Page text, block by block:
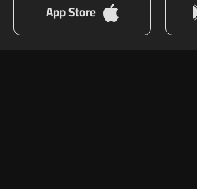
App Store